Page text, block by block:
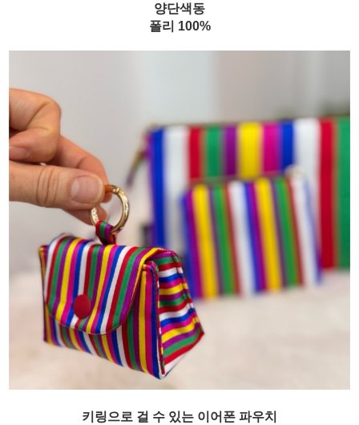
양단색동
폴리 100%
키링으로 걸 수 있는 이어폰 파우치